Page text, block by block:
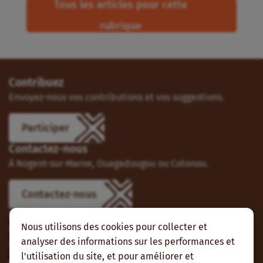
Nous utilisons des cookies pour collecter et
analyser des informations sur les performances et
l'utilisation du site, et pour améliorer et
Tous les articles pour cette
rubrique
Contribuez
Envoyez-nous vos contributions et vos suggestions.
Participer
Contactez-nous
À Nogent-sur-Marne, Ouagadougou ou Cotonou.
Contactez-nous
Suivez-nous
Vous pouvez aussi vous abonner à nos flux RSS et nous
suivre sur les réseaux sociaux.